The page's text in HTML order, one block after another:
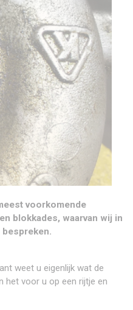
voorkomende
blokkades, waarvan wij in
weet u eigenlijk wat de
het voor u op een rijtje en